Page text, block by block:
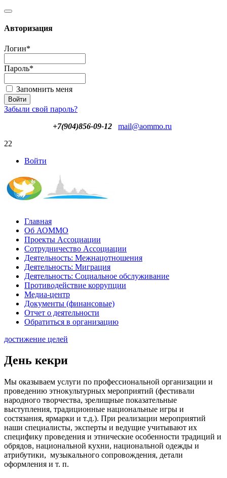
Авторизация
Логин*
Пароль*
Запомнить меня
Забыли свой пароль?
+7(904)856-09-12
mail@aommo.ru
22
Войти
Главная
Об АОММО
Проекты Ассоциации
Сотрудничество Ассоциации
Деятельность: Межнацотношения
Деятельность: Миграция
Деятельность: Социальное обслуживание
Противодействие коррупции
Медиа-центр
Документы (финансовые)
Отчет о деятельности
Обратиться в организацию
достижение целей
День кекри
Мы оказываем услуги по профессиональной организации и
проведению этнокультурных мероприятий (фестивали
народного творчества, зрелищные показательные
выступления, традиционные национальные игры и
состязания, ярмарки и т.д.). При реализации мероприятий
наши специалисты, эксперты и ведущие учитывают их
специфику проведения и этнические особенности традиций и
обрядов, национальной кухни, национальной одежды и
атрибутики, музыкального сопровождения, детали
оформления и т. п.